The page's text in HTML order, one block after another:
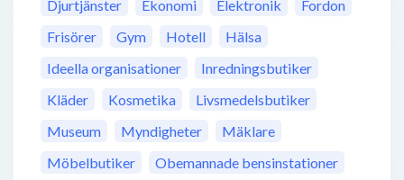
Djurtjänster
Ekonomi Elektronik
Fordon
Frisörer
Gym Hotell
Hälsa
Ideella organisationer
Inredningsbutiker
Kläder
Kosmetika
Livsmedelsbutiker
Museum
Myndigheter
Mäklare
Möbelbutiker
Obemannade bensinstationer